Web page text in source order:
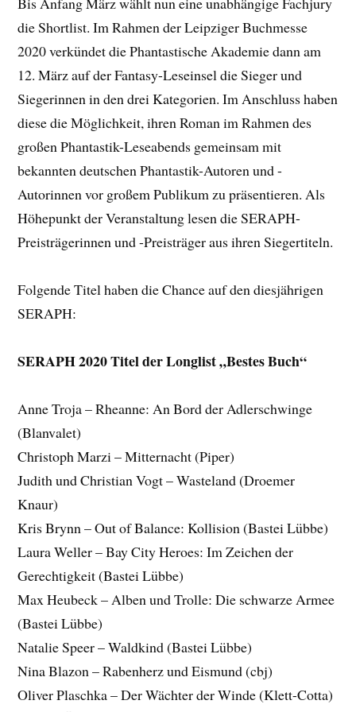
die Shortlist. Im Rahmen der Leipziger Buchmesse
2020 verkündet die Phantastische Akademie dann am
12. März auf der Fantasy-Leseinsel die Sieger und
Siegerinnen in den drei Kategorien. Im Anschluss haben
diese die Möglichkeit, ihren Roman im Rahmen des
großen Phantastik-Leseabends gemeinsam mit
bekannten deutschen Phantastik-Autoren und -
Autorinnen vor großem Publikum zu präsentieren. Als
Höhepunkt der Veranstaltung lesen die SERAPH-
Preisträgerinnen und -Preisträger aus ihren Siegertiteln.
Folgende Titel haben die Chance auf den diesjährigen
SERAPH:
SERAPH 2020 Titel der Longlist „Bestes Buch“
Anne Troja – Rheanne: An Bord der Adlerschwinge
(Blanvalet)
Christoph Marzi – Mitternacht (Piper)
Judith und Christian Vogt – Wasteland (Droemer
Knaur)
Kris Brynn – Out of Balance: Kollision (Bastei Lübbe)
Laura Weller – Bay City Heroes: Im Zeichen der
Gerechtigkeit (Bastei Lübbe)
Max Heubeck – Alben und Trolle: Die schwarze Armee
(Bastei Lübbe)
Natalie Speer – Waldkind (Bastei Lübbe)
Nina Blazon – Rabenherz und Eismund (cbj)
Oliver Plaschka – Der Wächter der Winde (Klett-Cotta)